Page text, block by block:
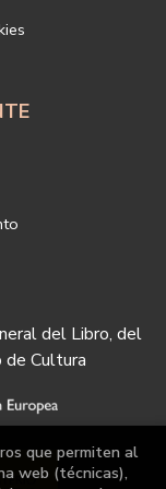
datos
del Libro, del
de Cultura
que permiten al
web (técnicas),